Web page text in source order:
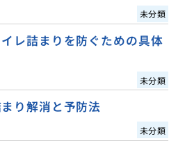
未分類
レ詰まりを防ぐための具体
未分類
り解消と予防法
未分類